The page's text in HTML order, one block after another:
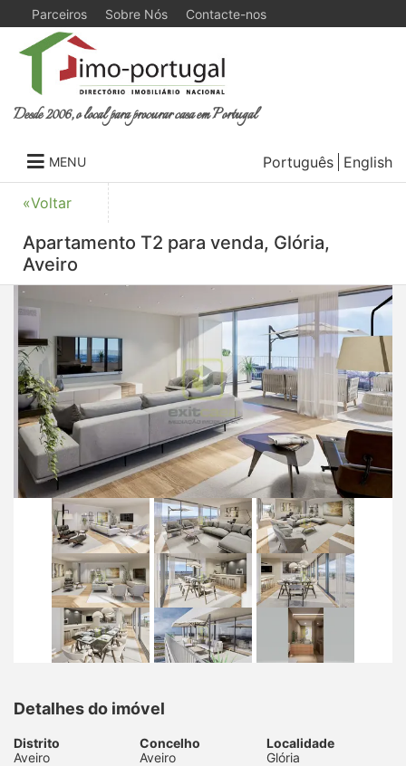
Parceiros Sobre Nós Contacte-nos
Desde 2006, o local para procurar casa em Portugal
MENU Português English
«Voltar
Apartamento T2 para venda, Glória,
Aveiro
Detalhes do imóvel
Distrito
Aveiro
Concelho
Aveiro
Localidade
Glória